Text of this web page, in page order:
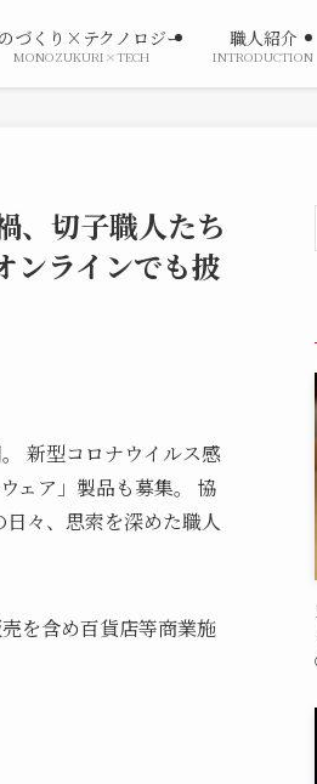
づくり×テクノロジー
MONOZUKURI×TECH
職人紹介
INTRODUCTION
、切子職人たち
ンラインでも披
新型コロナウイルス感
ェア」製品も募集。 協
々、思索を深めた職人
を含め百貨店等商業施